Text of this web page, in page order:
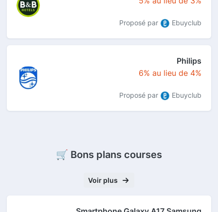
Proposé par Ebuyclub
Philips
6% au lieu de 4%
Proposé par Ebuyclub
🛒 Bons plans courses
Voir plus